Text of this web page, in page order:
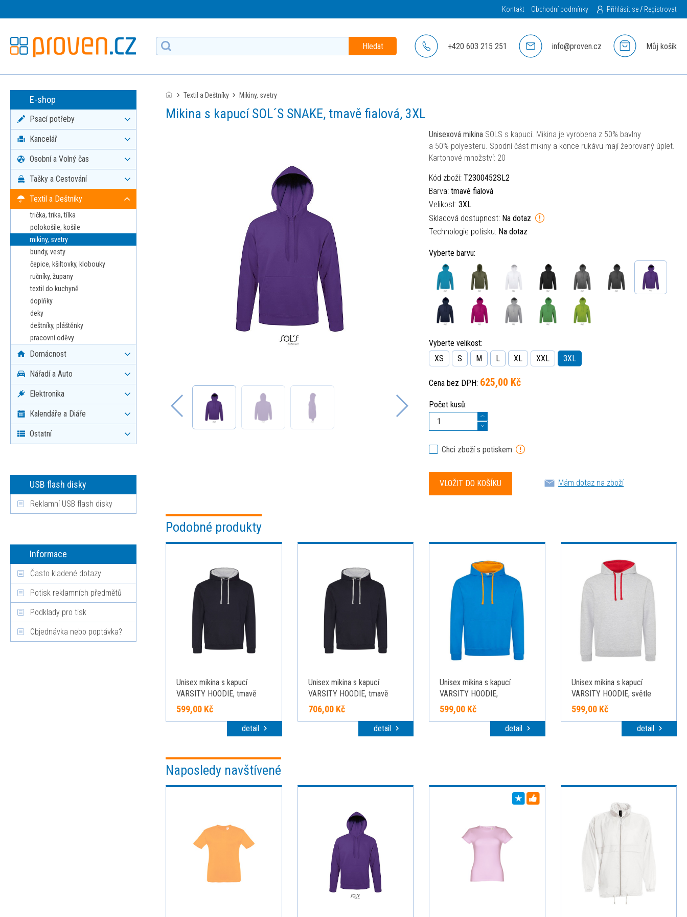
Kontakt Obchodní podmínky Přihlásit se/ Registrovat
Hledat +420 603 215 251 info@proven.cz Můj košík
E-shop
Psací potřeby
Kancelář
Osobní a Volný čas
Tašky a Cestování
Textil a Deštníky
trička, trika, tílka
polokošile, košile
mikiny, svetry
bundy, vesty
čepice, kšiltovky, klobouky
ručníky, župany
textil do kuchyně
doplňky
deky
deštníky, pláštěnky
pracovní oděvy
Domácnost
Nářadí a Auto
Elektronika
Kalendáře a Diáře
Ostatní
USB flash disky
Reklamní USB flash disky
Informace
Často kladené dotazy
Potisk reklamních předmětů
Podklady pro tisk
Objednávka nebo poptávka?
Textil a Deštníky mikiny, svetry
Mikina s kapucí SOL´S SNAKE, tmavě fialová, 3XL
Unisexová mikina SOLS s kapucí. Mikina je vyrobena z 50% bavlny
a 50% polyesteru. Spodní část mikiny a konce rukávu mají žebrovaný úplet.
Kartonové množství: 20
Kód zboží: T2300452SL2
Barva: tmavě fialová
Velikost: 3XL
Skladová dostupnost: Na dotaz
Technologie potisku: Na dotaz
Vyberte barvu:
Vyberte velikost:
XS
S M L XL XXL 3XL
Cena bez DPH: 625,00 Kč
Počet kusů:
Chci zboží s potiskem
Mám dotaz na zboží
Podobné produkty
Unisex mikina s kapucí
VARSITY HOODIE, tmavě
námořní modrá/světle šedý
melír, velikost M
599,00 Kč
detail
Unisex mikina s kapucí
VARSITY HOODIE, tmavě
námořní modrá/světle šedý
melír, velikost 5XL
706,00 Kč
detail
Unisex mikina s kapucí
VARSITY HOODIE,
modrá/oranžová, velikost XXL
599,00 Kč
detail
Unisex mikina s kapucí
VARSITY HOODIE, světle
šedý melír/červená, velikost
599,00 Kč
detail
Naposledy navštívené